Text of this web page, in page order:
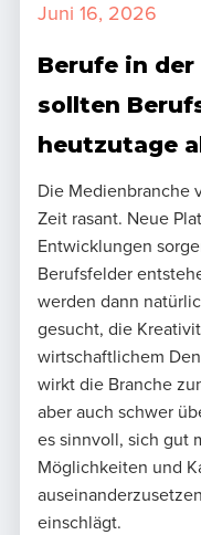
Juni 16, 2026
Berufe in der
sollten
heutzutage
Die Medienbranche
Zeit rasant. Neue
Entwicklungen
Berufsfelder
werden dann
gesucht, die
wirtschaftlichem
wirkt die Branche
aber auch schwer
es sinnvoll, sich gut
Möglichkeiten und
einschlägt.